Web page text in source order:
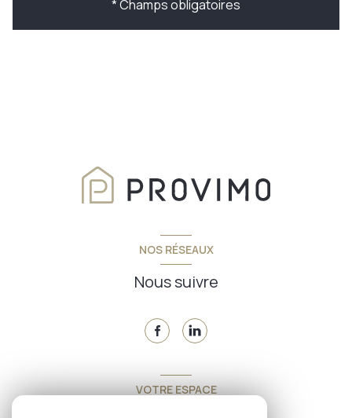
* Champs obligatoires
NOS RÉSEAUX
Nous suivre
VOTRE ESPACE